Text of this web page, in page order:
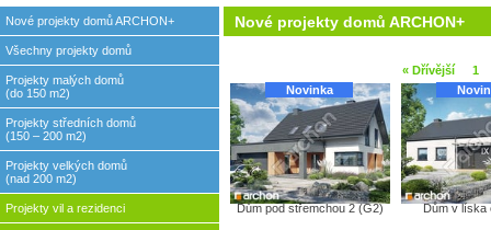
Nové projekty domů ARCHON+
Všechny projekty domů
Projekty malých domů
(do 150 m2)
Projekty středních domů
(150 – 200 m2)
Projekty velkých domů
(nad 200 m2)
Projekty vil a rezidenci
Nové projekty domů ARCHON+
« Dřívější
1
Novinka
Dům pod střemchou 2 (G2) Dům v líska